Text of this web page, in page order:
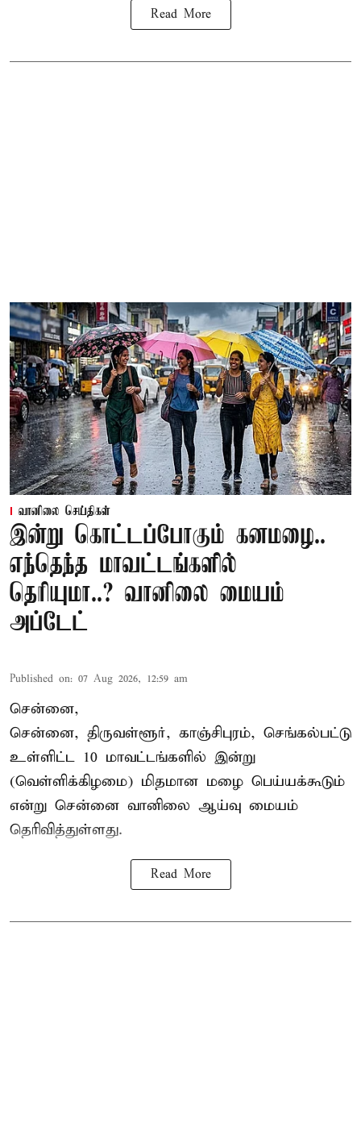
Read More
வானிலை செய்திகள்
இன்று கொட்டப்போகும் கனமழை..
எந்தெந்த மாவட்டங்களில்
தெரியுமா..? வானிலை மையம்
அப்டேட்
Published on: 07 Aug 2026, 12:59 am
சென்னை,
சென்னை, திருவள்ளூர், காஞ்சிபுரம், செங்கல்பட்டு
உள்ளிட்ட 10 மாவட்டங்களில் இன்று
(வெள்ளிக்கிழமை) மிதமான மழை பெய்யக்கூடும்
என்று சென்னை வானிலை ஆய்வு மையம்
தெரிவித்துள்ளது.
Read More